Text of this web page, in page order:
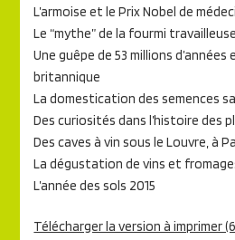
L’armoise et le Prix Nobel de
Le “mythe” de la fourmi travailleuse
Une guêpe de 53 millions d’années
britannique
La domestication des semences
Des curiosités dans l’histoire des
Des caves à vin sous le Louvre, à
La dégustation de vins et
L’année des sols 2015
Télécharger la version à imprimer